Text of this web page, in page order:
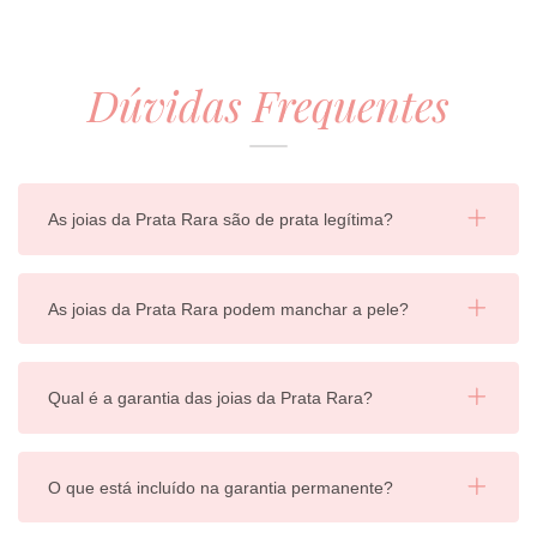
Dúvidas Frequentes
As joias da Prata Rara são de prata legítima?
As joias da Prata Rara podem manchar a pele?
Qual é a garantia das joias da Prata Rara?
O que está incluído na garantia permanente?